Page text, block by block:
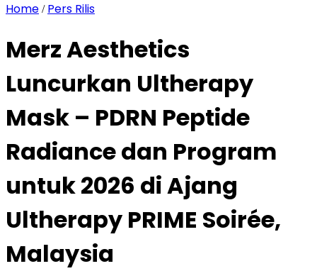
Home / Pers Rilis
Merz Aesthetics
Luncurkan Ultherapy
Mask – PDRN Peptide
Radiance dan Program
untuk 2026 di Ajang
Ultherapy PRIME Soirée,
Malaysia